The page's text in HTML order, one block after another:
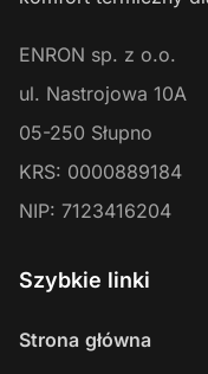
ENRON sp. z o.o.
ul. Nastrojowa 10A
05-250 Słupno
KRS: 0000889184
NIP: 7123416204
Szybkie linki
Strona główna